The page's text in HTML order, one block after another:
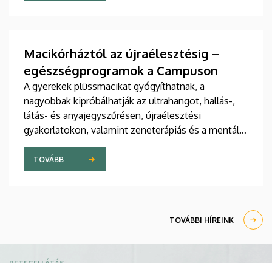
jelent meg tanulmány a világ egyik legrangosabb
szerzője a Debreceni Egyetem egyetemi tanára.
Macikórháztól az újraélesztésig –
egészségprogramok a Campuson
A gyerekek plüssmacikat gyógyíthatnak, a
nagyobbak kipróbálhatják az ultrahangot, hallás-,
látás- és anyajegyszűrésen, újraélesztési
gyakorlatokon, valamint zeneterápiás és a mentális
egészséget támogató prevenciós foglalkozásokon
is részt vehetnek a július 22-én kezdődő Campus
Fesztiválon. A Debreceni Egyetem Klinikai
Egyetem téren felállított faházaknál, illetve a
Központban.
TOVÁBB
TOVÁBBI HÍREINK